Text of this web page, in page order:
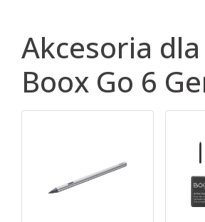
Akcesoria
Boox Go 6